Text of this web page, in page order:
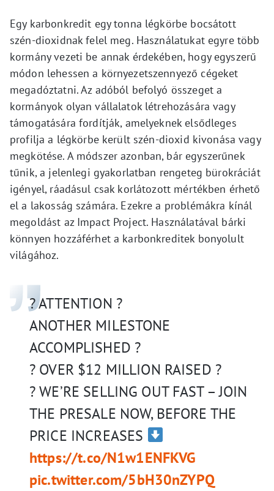
Egy karbonkredit egy tonna légkörbe bocsátott
szén-dioxidnak felel meg. Használatukat egyre több
kormány vezeti be annak érdekében, hogy egyszerű
módon lehessen a környezetszennyező cégeket
megadóztatni. Az adóból befolyó összeget a
kormányok olyan vállalatok létrehozására vagy
támogatására fordítják, amelyeknek elsődleges
profilja a légkörbe került szén-dioxid kivonása vagy
megkötése. A módszer azonban, bár egyszerűnek
tűnik, a jelenlegi gyakorlatban rengeteg bürokráciát
igényel, ráadásul csak korlátozott mértékben érhető
el a lakosság számára. Ezekre a problémákra kínál
megoldást az Impact Project. Használatával bárki
könnyen hozzáférhet a karbonkreditek bonyolult
világához.
? ATTENTION ?
ANOTHER MILESTONE
ACCOMPLISHED ?
? OVER $12 MILLION RAISED ?
? WE’RE SELLING OUT FAST – JOIN
THE PRESALE NOW, BEFORE THE
PRICE INCREASES
https://t.co/N1w1ENFKVG
pic.twitter.com/5bH30nZYPQ